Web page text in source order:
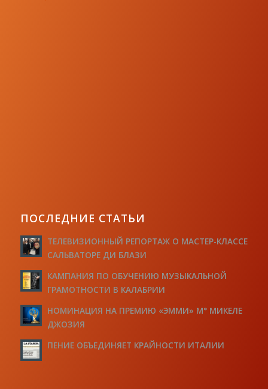
ПОСЛЕДНИЕ СТАТЬИ
ТЕЛЕВИЗИОННЫЙ РЕПОРТАЖ О МАСТЕР-КЛАССЕ
САЛЬВАТОРЕ ДИ БЛАЗИ
КАМПАНИЯ ПО ОБУЧЕНИЮ МУЗЫКАЛЬНОЙ
ГРАМОТНОСТИ В КАЛАБРИИ
НОМИНАЦИЯ НА ПРЕМИЮ «ЭММИ» М° МИКЕЛЕ
ДЖОЗИЯ
ПЕНИЕ ОБЪЕДИНЯЕТ КРАЙНОСТИ ИТАЛИИ